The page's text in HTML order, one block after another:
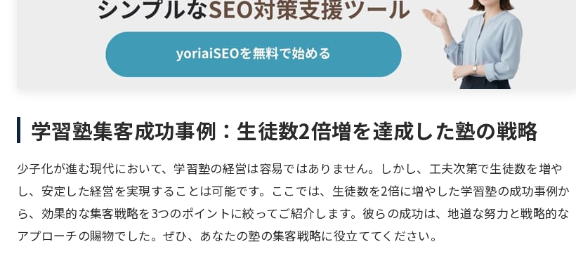
学習塾集客成功事例：生徒数2倍増を達成した塾の戦略
少子化が進む現代において、学習塾の経営は容易ではありません。しかし、工夫次第で生徒数を増や
し、安定した経営を実現することは可能です。ここでは、生徒数を2倍に増やした学習塾の成功事例か
ら、効果的な集客戦略を3つのポイントに絞ってご紹介します。彼らの成功は、地道な努力と戦略的な
アプローチの賜物でした。ぜひ、あなたの塾の集客戦略に役立ててください。